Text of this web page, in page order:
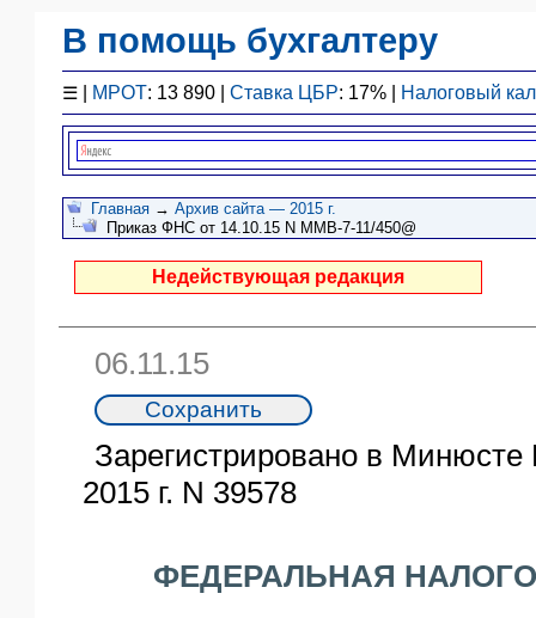
В помощь бухгалтеру
☰ МРОТ: 13 890 | Ставка ЦБР: 17% | Налоговый
Законодательство
F1 - Отчетность
План счетов
Справочник
Упрощенка
Договоры
Обзоры
Бланки
Главная → Архив сайта — 2015 г.
Приказ ФНС от 14.10.15 N ММВ-7-11/450@
Недействующая редакция
06.11.15
Зарегистрировано в Минюсте
2015 г. N 39578
ФЕДЕРАЛЬНАЯ